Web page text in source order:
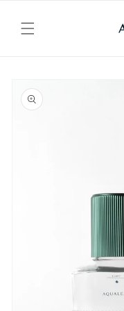
ai contenuti
informazioni
sul prodotto